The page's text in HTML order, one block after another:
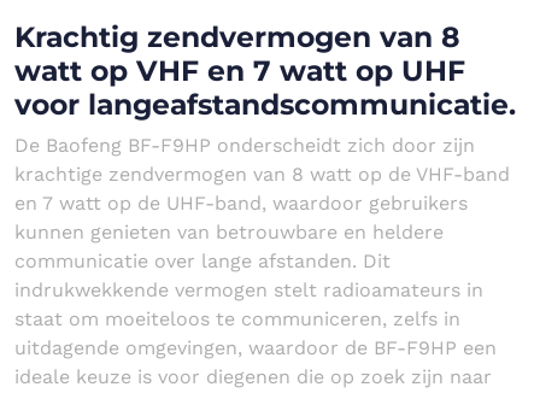
Krachtig zendvermogen van 8
watt op VHF en 7 watt op UHF
voor langeafstandscommunicatie.
De Baofeng BF-F9HP onderscheidt zich door zijn
krachtige zendvermogen van 8 watt op de VHF-band
en 7 watt op de UHF-band, waardoor gebruikers
kunnen genieten van betrouwbare en heldere
communicatie over lange afstanden. Dit
indrukwekkende vermogen stelt radioamateurs in
staat om moeiteloos te communiceren, zelfs in
uitdagende omgevingen, waardoor de BF-F9HP een
ideale keuze is voor diegenen die op zoek zijn naar